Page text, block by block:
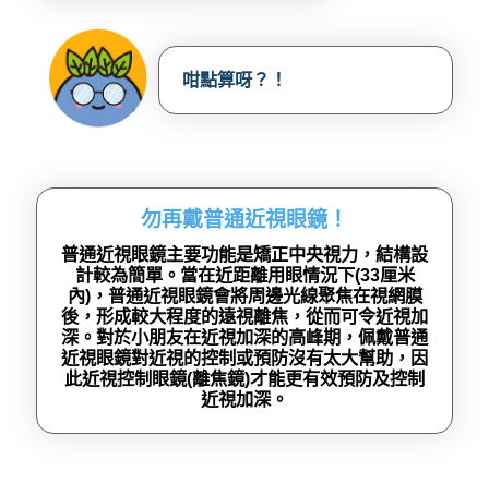
咁點算呀？！
勿再戴普通近視眼鏡！
普通近視眼鏡主要功能是矯正中央視力，結構設
計較為簡單。當在近距離用眼情況下(33厘米
內)，普通近視眼鏡會將周邊光線聚焦在視網膜
後，形成較大程度的遠視離焦，從而可令近視加
深。對於小朋友在近視加深的高峰期，佩戴普通
近視眼鏡對近視的控制或預防沒有太大幫助，因
此近視控制眼鏡(離焦鏡)才能更有效預防及控制
近視加深。